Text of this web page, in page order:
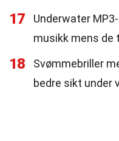
17
Underwater
musikk mens de
18
Svømmebriller
bedre sikt under